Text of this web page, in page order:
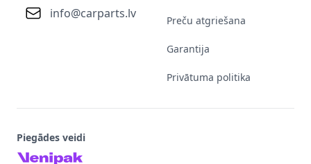
info@carparts.lv
Preču atgriešana
Garantija
Privātuma politika
Piegādes veidi